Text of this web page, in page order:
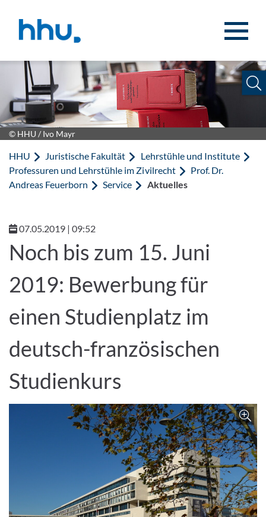
© HHU / Ivo Mayr
HHU Juristische Fakultät
Lehrstühle und Institute
Professuren und Lehrstühle im Zivilrecht
Prof. Dr.
Andreas Feuerborn
Service Aktuelles
07.05.2019 | 09:52
Noch bis zum 15. Juni
2019: Bewerbung für
einen Studienplatz im
deutsch-französischen
Studienkurs